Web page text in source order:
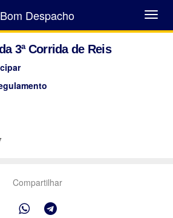
Abrir
Menu
Despacho
3ª Corrida de Reis
Compartilhar